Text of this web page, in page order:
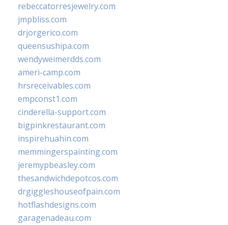
rebeccatorresjewelry.com
jmpbliss.com
drjorgerico.com
queensushipa.com
wendyweimerdds.com
ameri-camp.com
hrsreceivables.com
empconst1.com
cinderella-support.com
bigpinkrestaurant.com
inspirehuahin.com
memmingerspainting.com
jeremypbeasley.com
thesandwichdepotcos.com
drgiggleshouseofpain.com
hotflashdesigns.com
garagenadeau.com